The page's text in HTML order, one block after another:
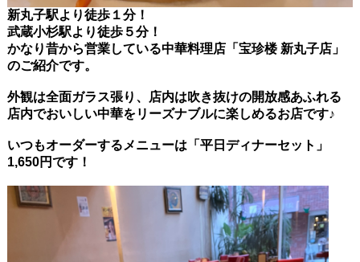
新丸子駅より徒歩１分！
武蔵小杉駅より徒歩５分！
かなり昔から営業している中華料理店「宝珍楼 新丸子店」
のご紹介です。
外観は全面ガラス張り、店内は吹き抜けの開放感あふれる
店内でおいしい中華をリーズナブルに楽しめるお店です♪
いつもオーダーするメニューは「平日ディナーセット」
1,650円です！